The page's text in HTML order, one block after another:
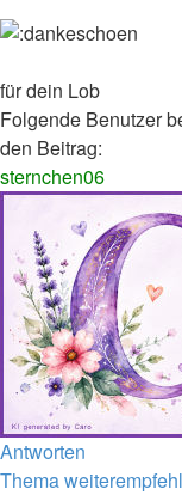
für dein Lob
Folgende Benutzer
den Beitrag:
sternchen06
Nach
oben
Antworten
Thema